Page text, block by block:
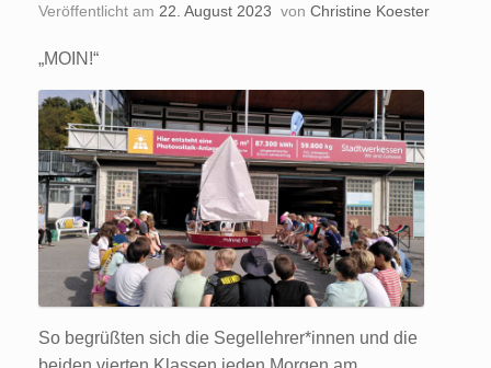
Veröffentlicht am 22. August 2023 von Christine Koester
„MOIN!“
So begrüßten sich die Segellehrer*innen und die